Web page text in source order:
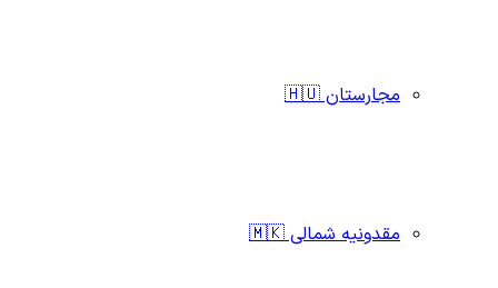
مجارستان 🇭🇺
مقدونیه شمالی 🇲🇰